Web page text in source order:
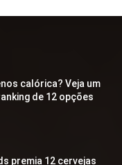
calórica? Veja um
de 12 opções
premia 12 cervejas